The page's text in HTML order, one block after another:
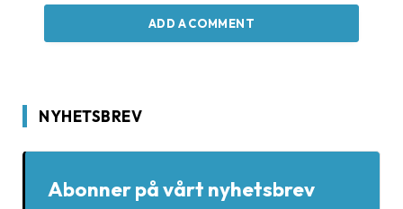
ADD A COMMENT
NYHETSBREV
Abonner på vårt nyhetsbrev